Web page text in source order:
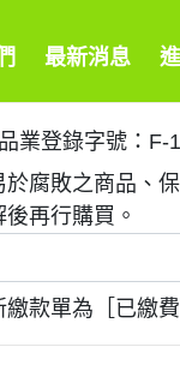
最新消息
登錄字號：F-
腐敗之商品、
再行購買。
款單為［已繳費